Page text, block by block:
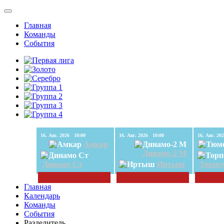
Главная
Команды
События
16. Авг. 2026 10:00
Амкар
Динамо Ст
16. Авг. 2026 10:00
Динамо-2 М
Иртыш
Главная
Календарь
Команды
События